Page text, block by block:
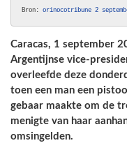
Bron: orinocotribune 2
Caracas, 1 september
Argentijnse vice-
overleefde deze
toen een man een
gebaar maakte om de
menigte van haar
omsingelden.